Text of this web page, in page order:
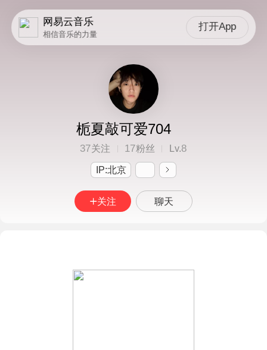
网易云音乐
相信音乐的力量
打开App
栀夏敲可爱704
37关注 17粉丝 Lv.8
IP:北京
关注 聊天